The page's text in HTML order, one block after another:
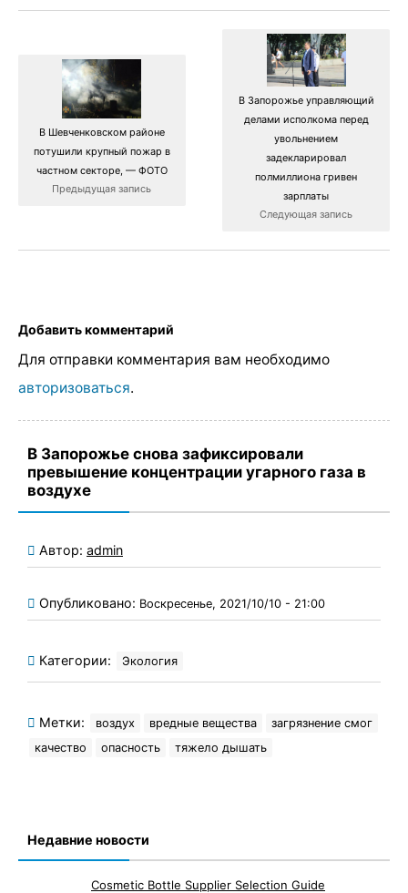
В Шевченковском районе
потушили крупный пожар в
частном секторе, — ФОТО
Предыдущая запись
В Запорожье управляющий
делами исполкома перед
увольнением
задекларировал
полмиллиона гривен
зарплаты
Следующая запись
Добавить комментарий
Для отправки комментария вам необходимо
авторизоваться.
В Запорожье снова зафиксировали
превышение концентрации угарного газа в
воздухе
Автор: admin
Опубликовано: Воскресенье, 2021/10/10 - 21:00
Категории: Экология
Метки: воздух вредные вещества
загрязнение смог
качество
опасность тяжело дышать
Недавние новости
Cosmetic Bottle Supplier Selection Guide